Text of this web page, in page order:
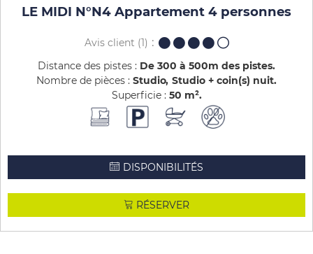
LE MIDI N°N4 Appartement 4 personnes
Avis client (1)
Distance des pistes : De 300 à 500m des pistes
Nombre de pièces : Studio Studio + coin(s) nuit
Superficie : 50 m²
DISPONIBILITÉS
RÉSERVER